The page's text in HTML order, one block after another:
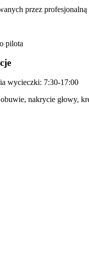
przez profesjonalną
pilota
wycieczki: 7:30-17:00
nakrycie głowy,